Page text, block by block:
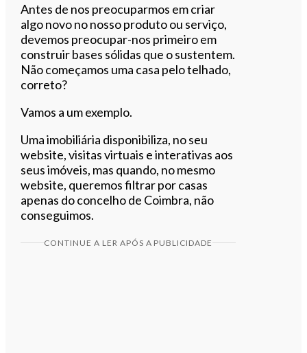
Antes de nos preocuparmos em criar
algo novo no nosso produto ou serviço,
devemos preocupar-nos primeiro em
construir bases sólidas que o sustentem.
Não começamos uma casa pelo telhado,
correto?
Vamos a um exemplo.
Uma imobiliária disponibiliza, no seu
website, visitas virtuais e interativas aos
seus imóveis, mas quando, no mesmo
website, queremos filtrar por casas
apenas do concelho de Coimbra, não
conseguimos.
CONTINUE A LER APÓS A PUBLICIDADE